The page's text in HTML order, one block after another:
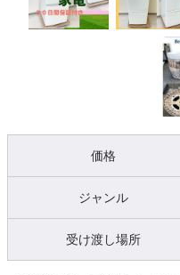
価格
ジャンル
受け渡し場所